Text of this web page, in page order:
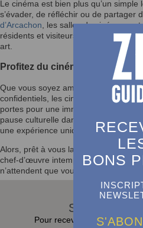
BONS
Le cinéma est bien plus qu’un simple
s’évader, de réfléchir ou de partager
d’Arcachon , les salles de cinéma
résidents et visiteurs se rassemblent
art.
Profitez du cinéma sur le
Que vous soyez amateur de grandes
confidentiels, les cinémas du
Bassin
portes pour une immersion dans
pause culturelle dans ces lieux
une expérience unique.
Alors, prêt à vous laisser emporter
chef-d’œuvre intemporel ? Les
n’attendent que vous pour projeter
S'abonner à
Pour recevoir toutes les